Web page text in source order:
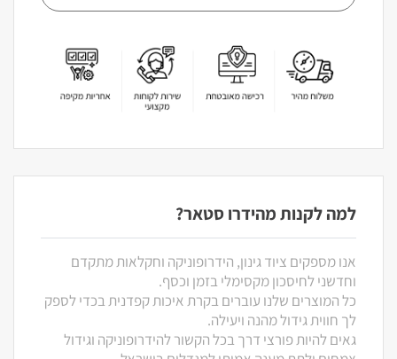
למה לקנות מהידרו סטאר?
אנו מספקים ציוד גינון, הידרופוניקה וחקלאות מתקדם
וחדשני לחיסכון מקסימלי בזמן וכסף.
כל המוצרים שלנו עוברים בקרת איכות קפדנית בכדי לספק
לך חווית גידול מהנה ויעילה.
גאים להיות פורצי דרך בכל הקשור להידרופוניקה וגידול